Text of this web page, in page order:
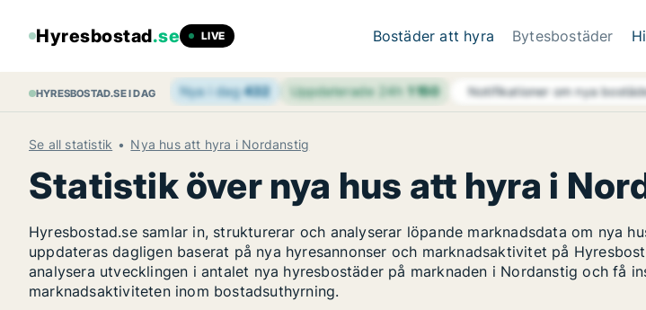
Hyresbostad.se LIVE Bostäder att hyra Bytesbostäder
HYRESBOSTAD.SE I DAG Nya i dag432 Uppdaterade 24h 1 150 Notifikationer om nya
Se all statistik Nya hus att hyra i Nordanstig
Statistik över nya hus att hyra i
Hyresbostad.se samlar in, strukturerar och analyserar löpande marknadsdata om nya
uppdateras dagligen baserat på nya hyresannonser och marknadsaktivitet på
analysera utvecklingen i antalet nya hyresbostäder på marknaden i Nordanstig och få
marknadsaktiviteten inom bostadsuthyrning.